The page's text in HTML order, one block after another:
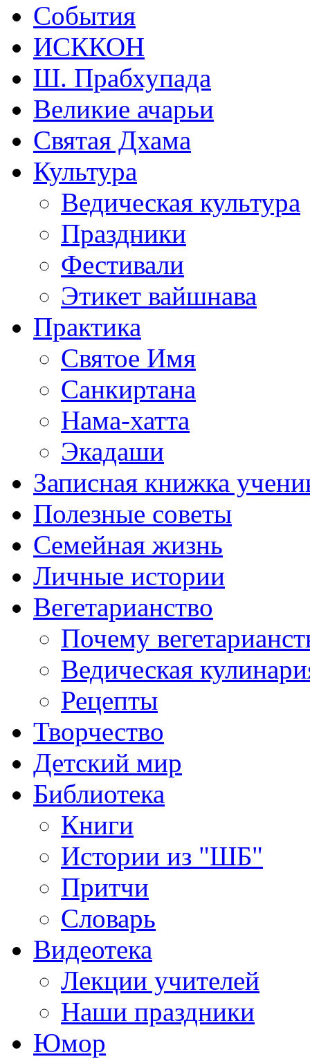
События
ИСККОН
Ш. Прабхупада
Великие ачарьи
Святая Дхама
Культура
Ведическая культура
Праздники
Фестивали
Этикет вайшнава
Практика
Святое Имя
Санкиртана
Нама-хатта
Экадаши
Записная книжка
Полезные советы
Семейная жизнь
Личные истории
Вегетарианство
Почему
Ведическая
Рецепты
Творчество
Детский мир
Библиотека
Книги
Истории из "ШБ"
Притчи
Словарь
Видеотека
Лекции учителей
Наши праздники
Юмор